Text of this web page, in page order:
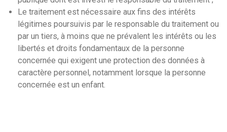
Le traitement est nécessaire aux fins des intérêts
légitimes poursuivis par le responsable du traitement ou
par un tiers, à moins que ne prévalent les intérêts ou les
libertés et droits fondamentaux de la personne
concernée qui exigent une protection des données à
caractère personnel, notamment lorsque la personne
concernée est un enfant.